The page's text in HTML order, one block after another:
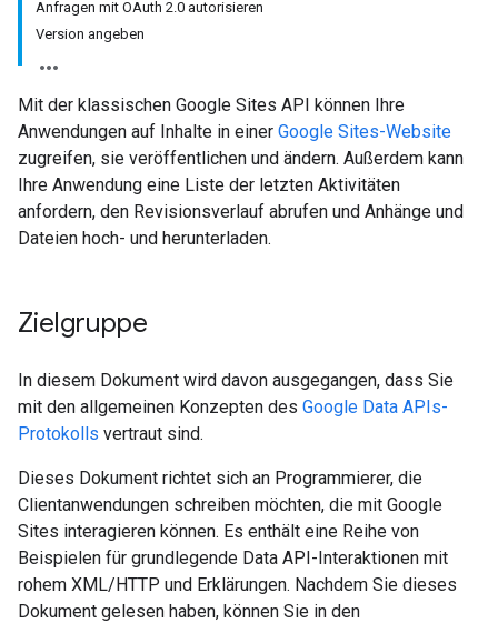
Anfragen mit OAuth 2.0 autorisieren
Version angeben
Mit der klassischen Google Sites API können Ihre
Anwendungen auf Inhalte in einer Google Sites-Website
zugreifen, sie veröffentlichen und ändern. Außerdem kann
Ihre Anwendung eine Liste der letzten Aktivitäten
anfordern, den Revisionsverlauf abrufen und Anhänge und
Dateien hoch- und herunterladen.
Zielgruppe
In diesem Dokument wird davon ausgegangen, dass Sie
mit den allgemeinen Konzepten des Google Data APIs-
Protokolls vertraut sind.
Dieses Dokument richtet sich an Programmierer, die
Clientanwendungen schreiben möchten, die mit Google
Sites interagieren können. Es enthält eine Reihe von
Beispielen für grundlegende Data API-Interaktionen mit
rohem XML/HTTP und Erklärungen. Nachdem Sie dieses
Dokument gelesen haben, können Sie in den